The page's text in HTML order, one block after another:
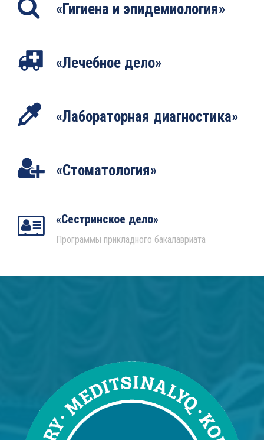
«Гигиена и эпидемиология»
«Лечебное дело»
«Лабораторная диагностика»
«Стоматология»
«Сестринское дело»
Программы прикладного бакалавриата